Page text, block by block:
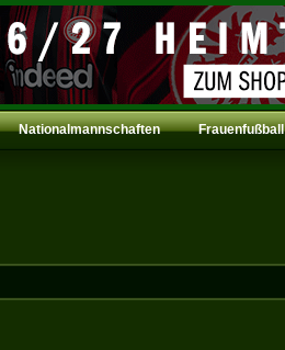
Nationalmannschaften Frauenfußball